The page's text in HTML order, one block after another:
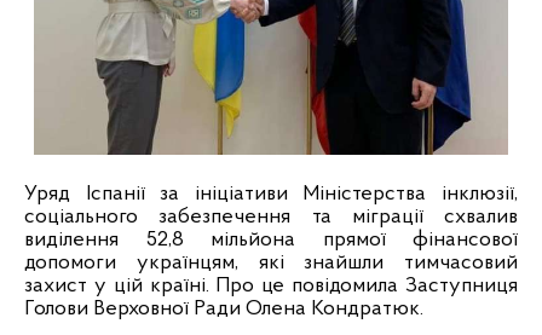
Уряд Іспанії за ініціативи Міністерства інклюзії,
соціального забезпечення та міграції схвалив
виділення 52,8 мільйона прямої фінансової
допомоги українцям, які знайшли тимчасовий
захист у цій країні. Про це повідомила Заступниця
Голови Верховної Ради Олена Кондратюк.